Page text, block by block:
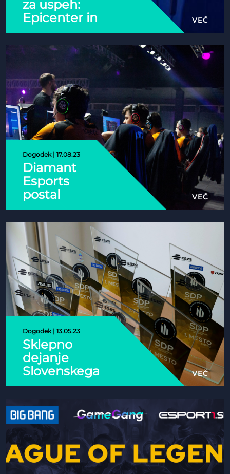
za uspeh:
Epicenter in
E-športna
zveza
Slovenije
povezujeta
moči za
Slovensko
državno
prvenstvo v
e-športih
VEČ
Dogodek | 17.08.23
Diamant
Esports
postal
balkanski
prvak
VEČ
Dogodek | 13.05.23
Sklepno
dejanje
Slovenskega
državnega
e-športih
2022/23
VEČ